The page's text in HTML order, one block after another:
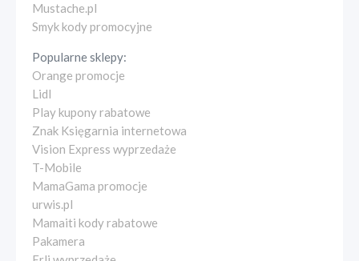
Mustache.pl
Smyk kody promocyjne
Popularne sklepy:
Orange promocje
Lidl
Play kupony rabatowe
Znak Księgarnia internetowa
Vision Express wyprzedaże
T-Mobile
MamaGama promocje
urwis.pl
Mamaiti kody rabatowe
Pakamera